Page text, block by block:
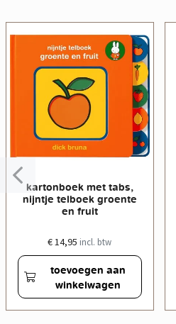
kartonboek met tabs,
nijntje telboek groente
en fruit
€ 14,95 incl. btw
toevoegen aan
winkelwagen